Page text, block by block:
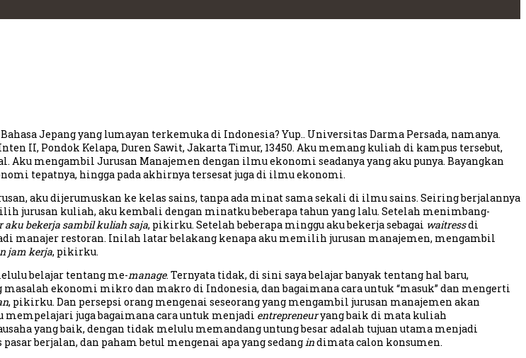
Jepang yang lumayan terkemuka di Indonesia? Yup.. Universitas Darma Persada, namanya.
II, Pondok Kelapa, Duren Sawit, Jakarta Timur, 13450. Aku memang kuliah di kampus tersebut,
mengambil Jurusan Manajemen dengan ilmu ekonomi seadanya yang aku punya. Bayangkan
tepatnya, hingga pada akhirnya tersesat juga di ilmu ekonomi.
aku dijerumuskan ke kelas sains, tanpa ada minat sama sekali di ilmu sains. Seiring berjalannya
jurusan kuliah, aku kembali dengan minatku beberapa tahun yang lalu. Setelah menimbang-
aku bekerja sambil kuliah saja, pikirku. Setelah beberapa minggu aku bekerja sebagai waitressdi
manajer restoran. Inilah latar belakang kenapa aku memilih jurusan manajemen, mengambil
jam kerja, pikirku.
belajar tentang me-manage. Ternyata tidak, di sini saya belajar banyak tentang hal baru,
ekonomi mikro dan makro di Indonesia, dan bagaimana cara untuk “masuk” dan mengerti
, pikirku. Dan persepsi orang mengenai seseorang yang mengambil jurusan manajemen akan
mempelajari juga bagaimana cara untuk menjadi entrepreneuryang baik di mata kuliah
yang baik, dengan tidak melulu memandang untung besar adalah tujuan utama menjadi
berjalan, dan paham betul mengenai apa yang sedangindimata calon konsumen.